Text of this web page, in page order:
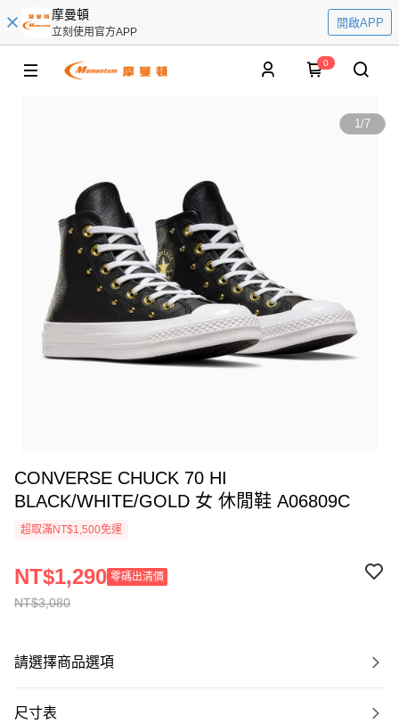
摩曼頓
立刻使用官方APP
開啟APP
0
1/7
CONVERSE CHUCK 70 HI
BLACK/WHITE/GOLD 女 休閒鞋 A06809C
超取滿NT$1,500免運
NT$3,080
NT$1,290 零碼出清價
請選擇商品選項
尺寸表